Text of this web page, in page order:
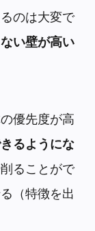
のは大変で
い壁が高い
優先度が高
るようにな
ることがで
（特徴を出